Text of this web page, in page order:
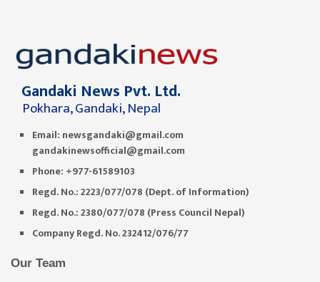
Gandaki News Pvt. Ltd.
Pokhara, Gandaki, Nepal
Email: newsgandaki@gmail.com
gandakinewsofficial@gmail.com
Phone: +977-61589103
Regd. No.: 2223/077/078 (Dept. of Information)
Regd. No.: 2380/077/078 (Press Council Nepal)
Company Regd. No. 232412/076/77
Our Team